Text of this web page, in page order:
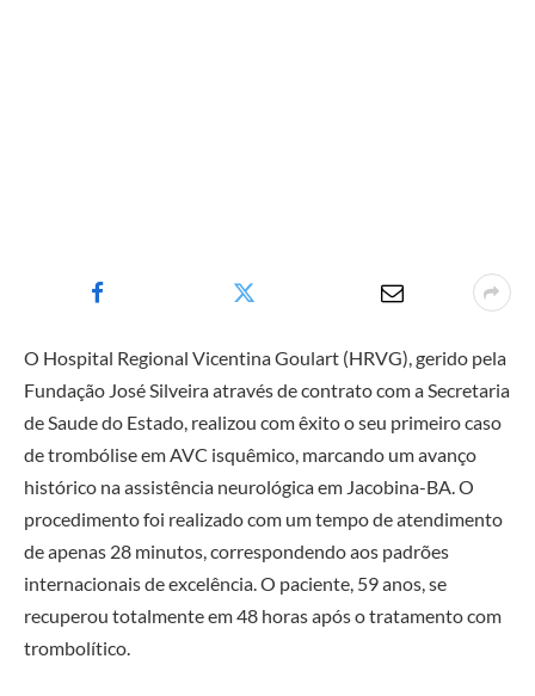
O Hospital Regional Vicentina Goulart (HRVG), gerido pela
Fundação José Silveira através de contrato com a Secretaria
de Saude do Estado, realizou com êxito o seu primeiro caso
de trombólise em AVC isquêmico, marcando um avanço
histórico na assistência neurológica em Jacobina-BA. O
procedimento foi realizado com um tempo de atendimento
de apenas 28 minutos, correspondendo aos padrões
internacionais de excelência. O paciente, 59 anos, se
recuperou totalmente em 48 horas após o tratamento com
trombolítico.